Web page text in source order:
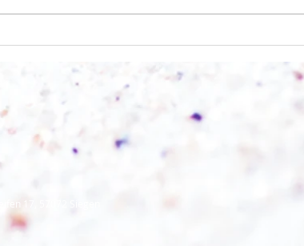
17, 57072 Siegen